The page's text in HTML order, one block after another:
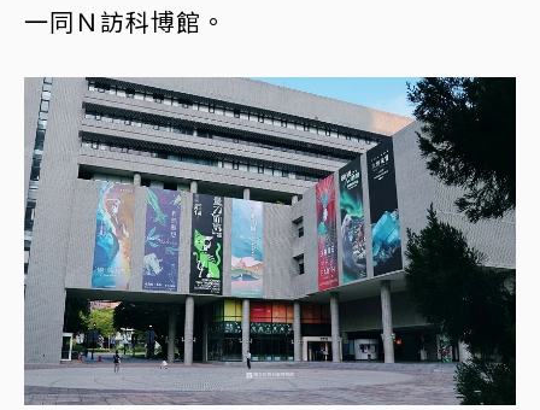
一同Ｎ訪科博館。